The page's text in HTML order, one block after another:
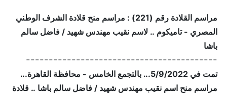
مراسم القلادة رقم (221) : مراسم منح قلادة الشرف الوطني
المصري - تاميكوم .. لاسم نقيب مهندس شهيد / فاضل سالم
باشا
------------------------------------------
تمت في 5/9/2022... بالتجمع الخامس - محافظة القاهرة...
مراسم منح اسم نقيب مهندس شهيد / فاضل سالم باشا .. قلادة